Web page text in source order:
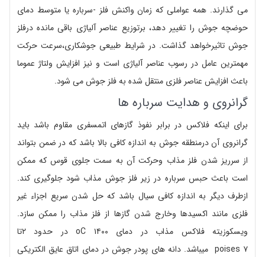
می گذارند. همه عواملی که زمان واکنش فلز -سرباره یا متوسط دمای
حوضچه جوش را تغییر دهد، برتوزیع عناصر آلیاژی باقی مانده درفلز
جوش تاثیرخواهد گذاشت. در شرایط طبیعی جوشکاری،سرعت حرکت
مهمترین عامل در رسوب عناصر آلیاژی است و نیز افزایش ولتاژ عموما
باعث افزایش عناصر فلزی منتقل شده به فلز جوش می شود.
گرانروی و هدایت سرباره ها
برای اینکه فلاکس در برابر نفوذ گازهای اتمسفری مقاوم باشد باید
گرانروی آن درمنطقه جوش به اندازه کافی بالا باشد که در ضمن بتواند
از سرریز شدن فلز مذاب وحرکت آن به سمت جلوی قوس که ممکن
است باعث حبس سرباره در زیر فلز جوش مذاب شود جلوگیری کند.
ازطرف دیگر به اندازه کافی سیال باشد که حل شدن سریع اجزاء غیر
فلزی مانند اکسیدها وخارج شدن گازها از فلز مذاب را ممکن سازد.
ویسکوزیته فلاکس مذاب در دمای ۱۴۰۰ oC در حدود ۲تا
۷ poises میباشد. دانه های پودر جوش در دمای اتاق عایق الکتریکی